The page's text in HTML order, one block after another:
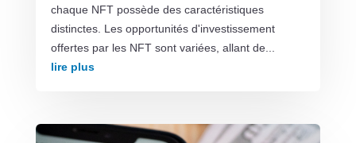
chaque NFT possède des caractéristiques
distinctes. Les opportunités d'investissement
offertes par les NFT sont variées, allant de...
lire plus